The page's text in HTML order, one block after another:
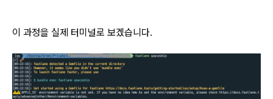
이 과정을 실제 터미널로 보겠습니다.